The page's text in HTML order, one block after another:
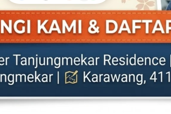
TRENDING
Kapolres Karawang Pimpin
Pengamanan Konvoi Kemenangan
Persib, Imbau Bobotoh Jaga
Ketertiban
23 Mei 2026